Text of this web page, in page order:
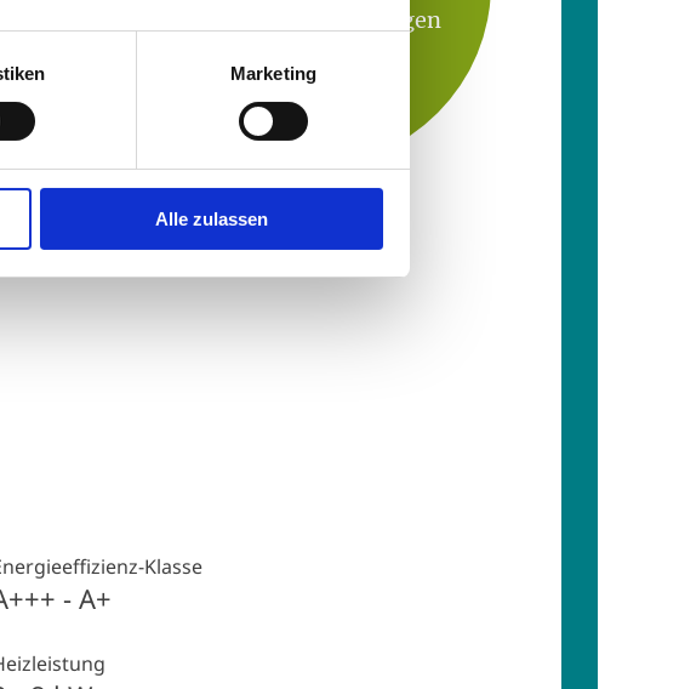
Marketing
Alle zulassen
Klasse
- A+
Kühl- und Heizlösungen